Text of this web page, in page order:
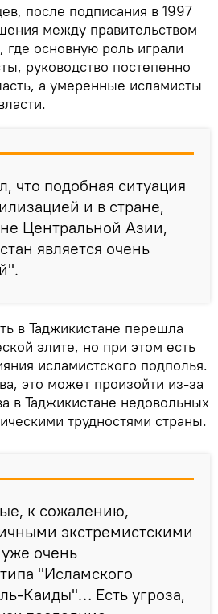
после подписания в 1997
между правительством
где основную роль играли
руководство постепенно
а умеренные исламисты
что подобная ситуация
и в стране,
Центральной Азии,
является очень
в Таджикистане перешла
элите, но при этом есть
исламистского подполья.
это может произойти из-за
в Таджикистане недовольных
трудностями страны.
к сожалению,
экстремистскими
очень
"Исламского
Каиды"… Есть угроза,